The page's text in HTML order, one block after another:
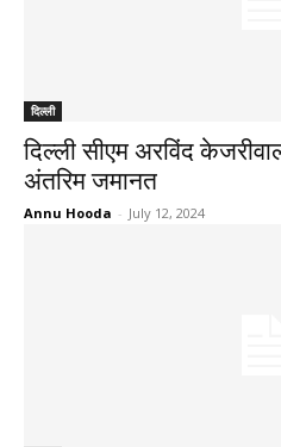
दिल्ली
दिल्ली सीएम अरविंद
अंतरिम जमानत
Annu Hooda - July 12, 2024